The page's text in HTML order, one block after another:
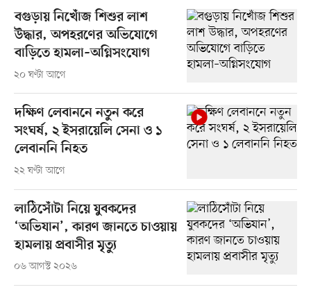
বগুড়ায় নিখোঁজ শিশুর লাশ
উদ্ধার, অপহরণের অভিযোগে
বাড়িতে হামলা–অগ্নিসংযোগ
২০ ঘণ্টা আগে
দক্ষিণ লেবাননে নতুন করে
সংঘর্ষ, ২ ইসরায়েলি সেনা ও ১
লেবাননি নিহত
২২ ঘণ্টা আগে
লাঠিসোঁটা নিয়ে যুবকদের
‘অভিযান’, কারণ জানতে চাওয়ায়
হামলায় প্রবাসীর মৃত্যু
০৬ আগস্ট ২০২৬